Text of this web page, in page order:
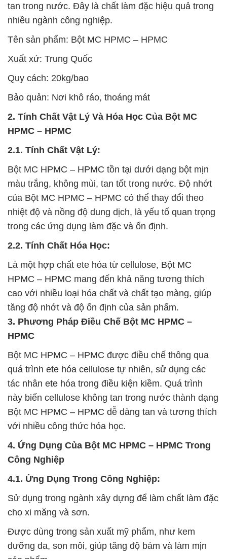
tan trong nước. Đây là chất làm đặc hiệu quả trong
nhiều ngành công nghiệp.
Tên sản phẩm: Bột MC HPMC – HPMC
Xuất xứ: Trung Quốc
Quy cách: 20kg/bao
Bảo quản: Nơi khô ráo, thoáng mát
2. Tính Chất Vật Lý Và Hóa Học Của Bột MC
HPMC – HPMC
2.1. Tính Chất Vật Lý:
Bột MC HPMC – HPMC tồn tại dưới dạng bột mịn
màu trắng, không mùi, tan tốt trong nước. Độ nhớt
của Bột MC HPMC – HPMC có thể thay đổi theo
nhiệt độ và nồng độ dung dịch, là yếu tố quan trọng
trong các ứng dụng làm đặc và ổn định.
2.2. Tính Chất Hóa Học:
Là một hợp chất ete hóa từ cellulose, Bột MC
HPMC – HPMC mang đến khả năng tương thích
cao với nhiều loại hóa chất và chất tạo màng, giúp
tăng độ nhớt và độ ổn định của sản phẩm.
3. Phương Pháp Điều Chế Bột MC HPMC –
HPMC
Bột MC HPMC – HPMC được điều chế thông qua
quá trình ete hóa cellulose tự nhiên, sử dụng các
tác nhân ete hóa trong điều kiện kiềm. Quá trình
này biến cellulose không tan trong nước thành dạng
Bột MC HPMC – HPMC dễ dàng tan và tương thích
với nhiều công thức hóa học.
4. Ứng Dụng Của Bột MC HPMC – HPMC Trong
Công Nghiệp
4.1. Ứng Dụng Trong Công Nghiệp:
Sử dụng trong ngành xây dựng để làm chất làm đặc
cho xi măng và sơn.
Được dùng trong sản xuất mỹ phẩm, như kem
dưỡng da, son môi, giúp tăng độ bám và làm mịn